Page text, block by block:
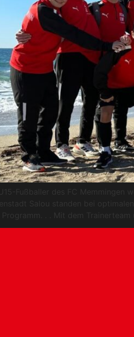
U15-Fußballer des FC Memmingen
Salou standen bei
Programm. . . Mit dem